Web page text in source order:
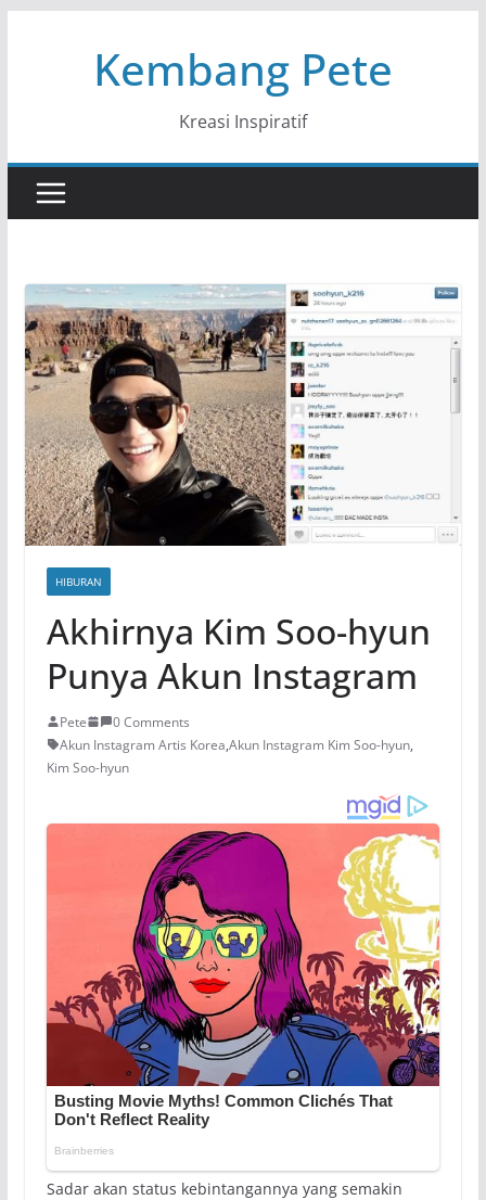
Kembang Pete
Kreasi Inspiratif
HIBURAN
Akhirnya Kim Soo-hyun
Punya Akun Instagram
Pete
0 Comments
Akun Instagram Artis Korea,Akun Instagram Kim Soo-hyun,
Kim Soo-hyun
Sadar akan status kebintangannya yang semakin